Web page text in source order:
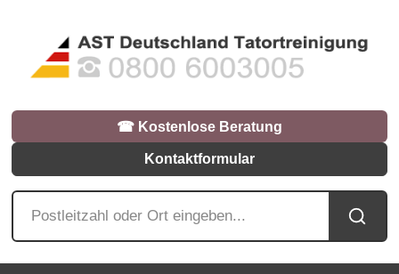
☎︎ Kostenlose Beratung
Kontaktformular